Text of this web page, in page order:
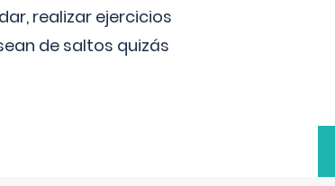
realizar ejercicios
de saltos quizás